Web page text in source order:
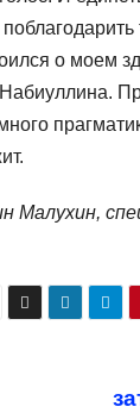
о моем
Малухин,